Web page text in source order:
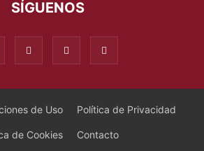
SÍGUENOS
de Uso Política de Privacidad
de Cookies Contacto